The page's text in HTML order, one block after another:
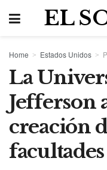
EL
Home Estados Unidos
La
Jefferson
creación
facultades